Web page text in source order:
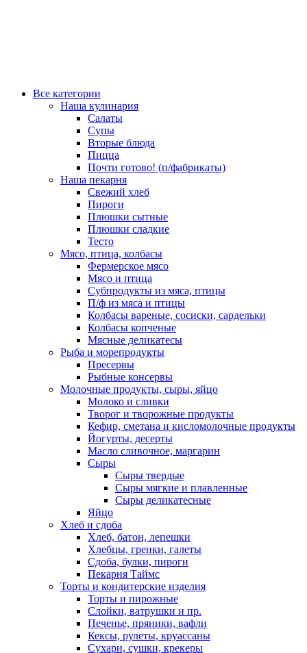
Все категории
Наша кулинария
Салаты
Супы
Вторые блюда
Пицца
Почти готово! (п/фабрикаты)
Наша пекарня
Свежий хлеб
Пироги
Плюшки сытные
Плюшки сладкие
Тесто
Мясо, птица, колбасы
Фермерское мясо
Мясо и птица
Субпродукты из мяса, птицы
П/ф из мяса и птицы
Колбасы вареные, сосиски, сардельки
Колбасы копченые
Мясные деликатесы
Рыба и морепродукты
Пресервы
Рыбные консервы
Молочные продукты, сыры, яйцо
Молоко и сливки
Творог и творожные продукты
Кефир, сметана и кисломолочные продукты
Йогурты, десерты
Масло сливочное, маргарин
Сыры
Сыры твердые
Сыры мягкие и плавленные
Сыры деликатесные
Яйцо
Хлеб и сдоба
Хлеб, батон, лепешки
Хлебцы, гренки, галеты
Сдоба, булки, пироги
Пекарня Таймс
Торты и кондитерские изделия
Торты и пирожные
Слойки, ватрушки и пр.
Печенье, пряники, вафли
Кексы, рулеты, круассаны
Сухари, сушки, крекеры